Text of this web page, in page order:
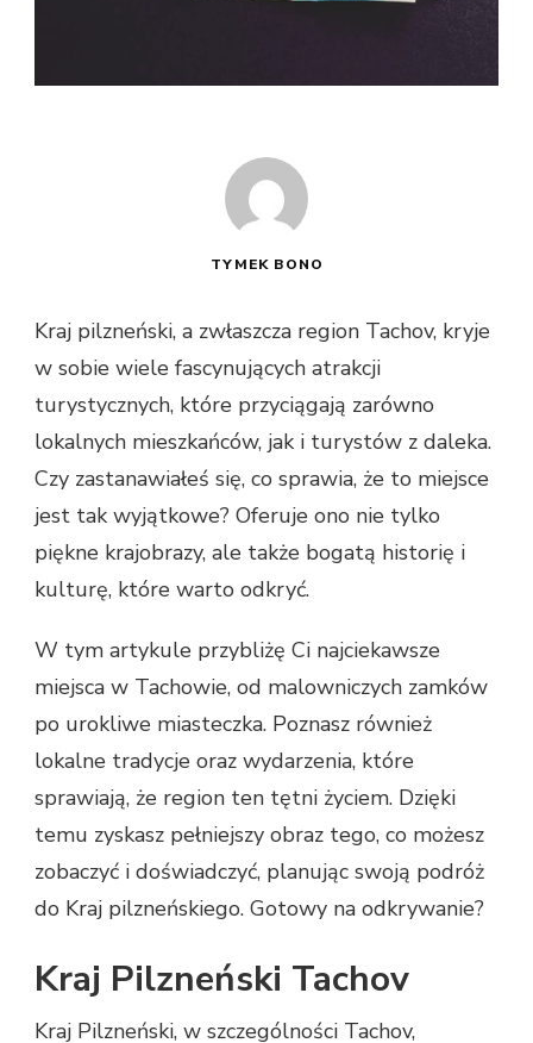
TYMEK BONO
Kraj pilzneński, a zwłaszcza region Tachov, kryje
w sobie wiele fascynujących atrakcji
turystycznych, które przyciągają zarówno
lokalnych mieszkańców, jak i turystów z daleka.
Czy zastanawiałeś się, co sprawia, że to miejsce
jest tak wyjątkowe? Oferuje ono nie tylko
piękne krajobrazy, ale także bogatą historię i
kulturę, które warto odkryć.
W tym artykule przybliżę Ci najciekawsze
miejsca w Tachowie, od malowniczych zamków
po urokliwe miasteczka. Poznasz również
lokalne tradycje oraz wydarzenia, które
sprawiają, że region ten tętni życiem. Dzięki
temu zyskasz pełniejszy obraz tego, co możesz
zobaczyć i doświadczyć, planując swoją podróż
do Kraj pilzneńskiego. Gotowy na odkrywanie?
Kraj Pilzneński Tachov
Kraj Pilzneński, w szczególności Tachov,